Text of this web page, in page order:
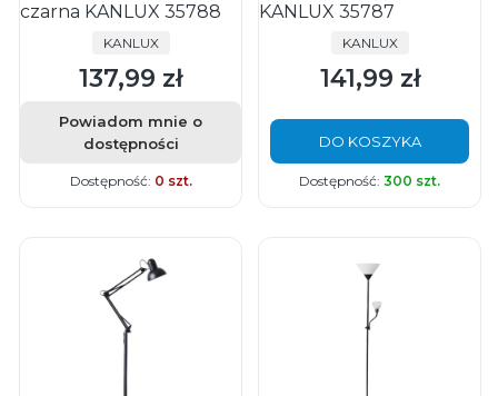
czarna KANLUX 35788
PRODUCENT
KANLUX
Cena
137,99 zł
Powiadom mnie o
dostępności
Dostępność: 0 szt.
KANLUX 35787
PRODUCENT
KANLUX
Cena
141,99 zł
DO KOSZYKA
Dostępność: 300 szt.